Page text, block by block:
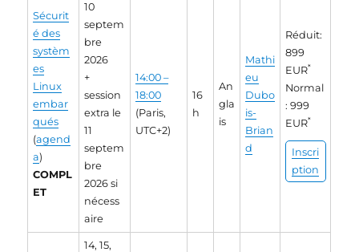
Sécurit
é des
systèm
es
Linux
embar
qués
(agend
a)
COMPL
ET
10
septem
bre
2026
+
session
extra le
11
septem
bre
2026 si
nécess
aire
14:00 –
18:00
(Paris,
UTC+2)
16
h
An
gla
is
Mathi
eu
Dubo
is-
Brian
d
Réduit:
899
EUR*
Normal
: 999
EUR*
Inscri
ption
14, 15,